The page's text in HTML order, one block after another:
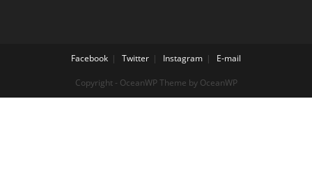
Facebook Twitter Instagram E-mail
Copyright - OceanWP Theme by OceanWP